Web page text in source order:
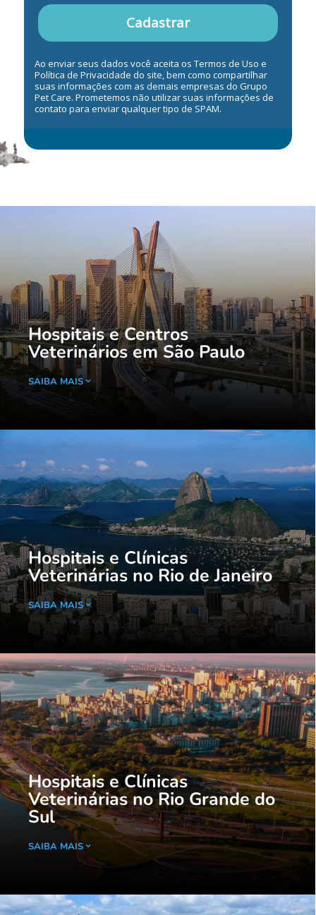
Cadastrar
Ao enviar seus dados você aceita os Termos de Uso e
Política de Privacidade do site, bem como compartilhar
suas informações com as demais empresas do Grupo
Pet Care. Prometemos não utilizar suas informações de
contato para enviar qualquer tipo de SPAM.
Hospitais e Centros
Veterinários em São Paulo
SAIBA MAIS
Hospitais e Clínicas
Veterinárias no Rio de Janeiro
SAIBA MAIS
Hospitais e Clínicas
Veterinárias no Rio Grande do
Sul
SAIBA MAIS